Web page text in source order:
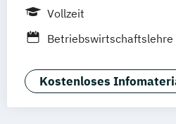
Berlin
Braunschweig Erfurt
Vollzeit
Betriebswirtschaftslehre
E-Commerce & Logistics
Luxury Management
Kostenloses